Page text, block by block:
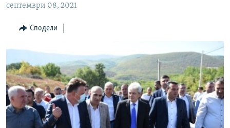
наПРИЈАВИ СЕ ЗА ЊУЗЛЕТЕР
ПОДКАСТ ЗОШТО?
СЛЕДЕТЕ НЕ
РСЕ веб страници
септември 08, 2021
Сподели